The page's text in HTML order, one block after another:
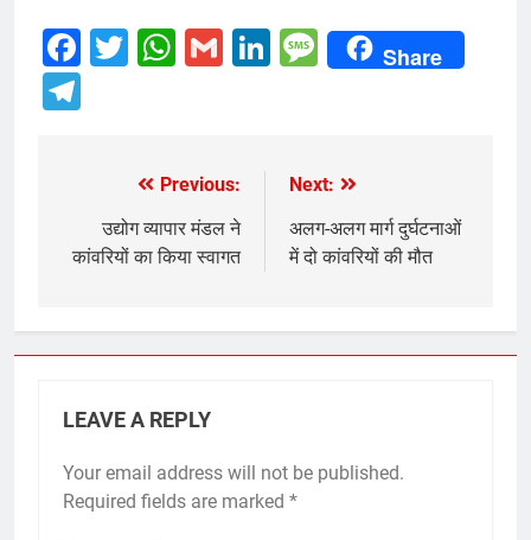
Facebook
Twitter
WhatsApp
GmailLinkedIn
Message
Share
navigation
Previous:
उद्योग व्यापार मंडल ने
कांवरियों का किया स्वागत
Next:
अलग-अलग मार्ग दुर्घटनाओं
में दो कांवरियों की मौत
LEAVE A REPLY
Your email address will not be published.
Required fields are marked *